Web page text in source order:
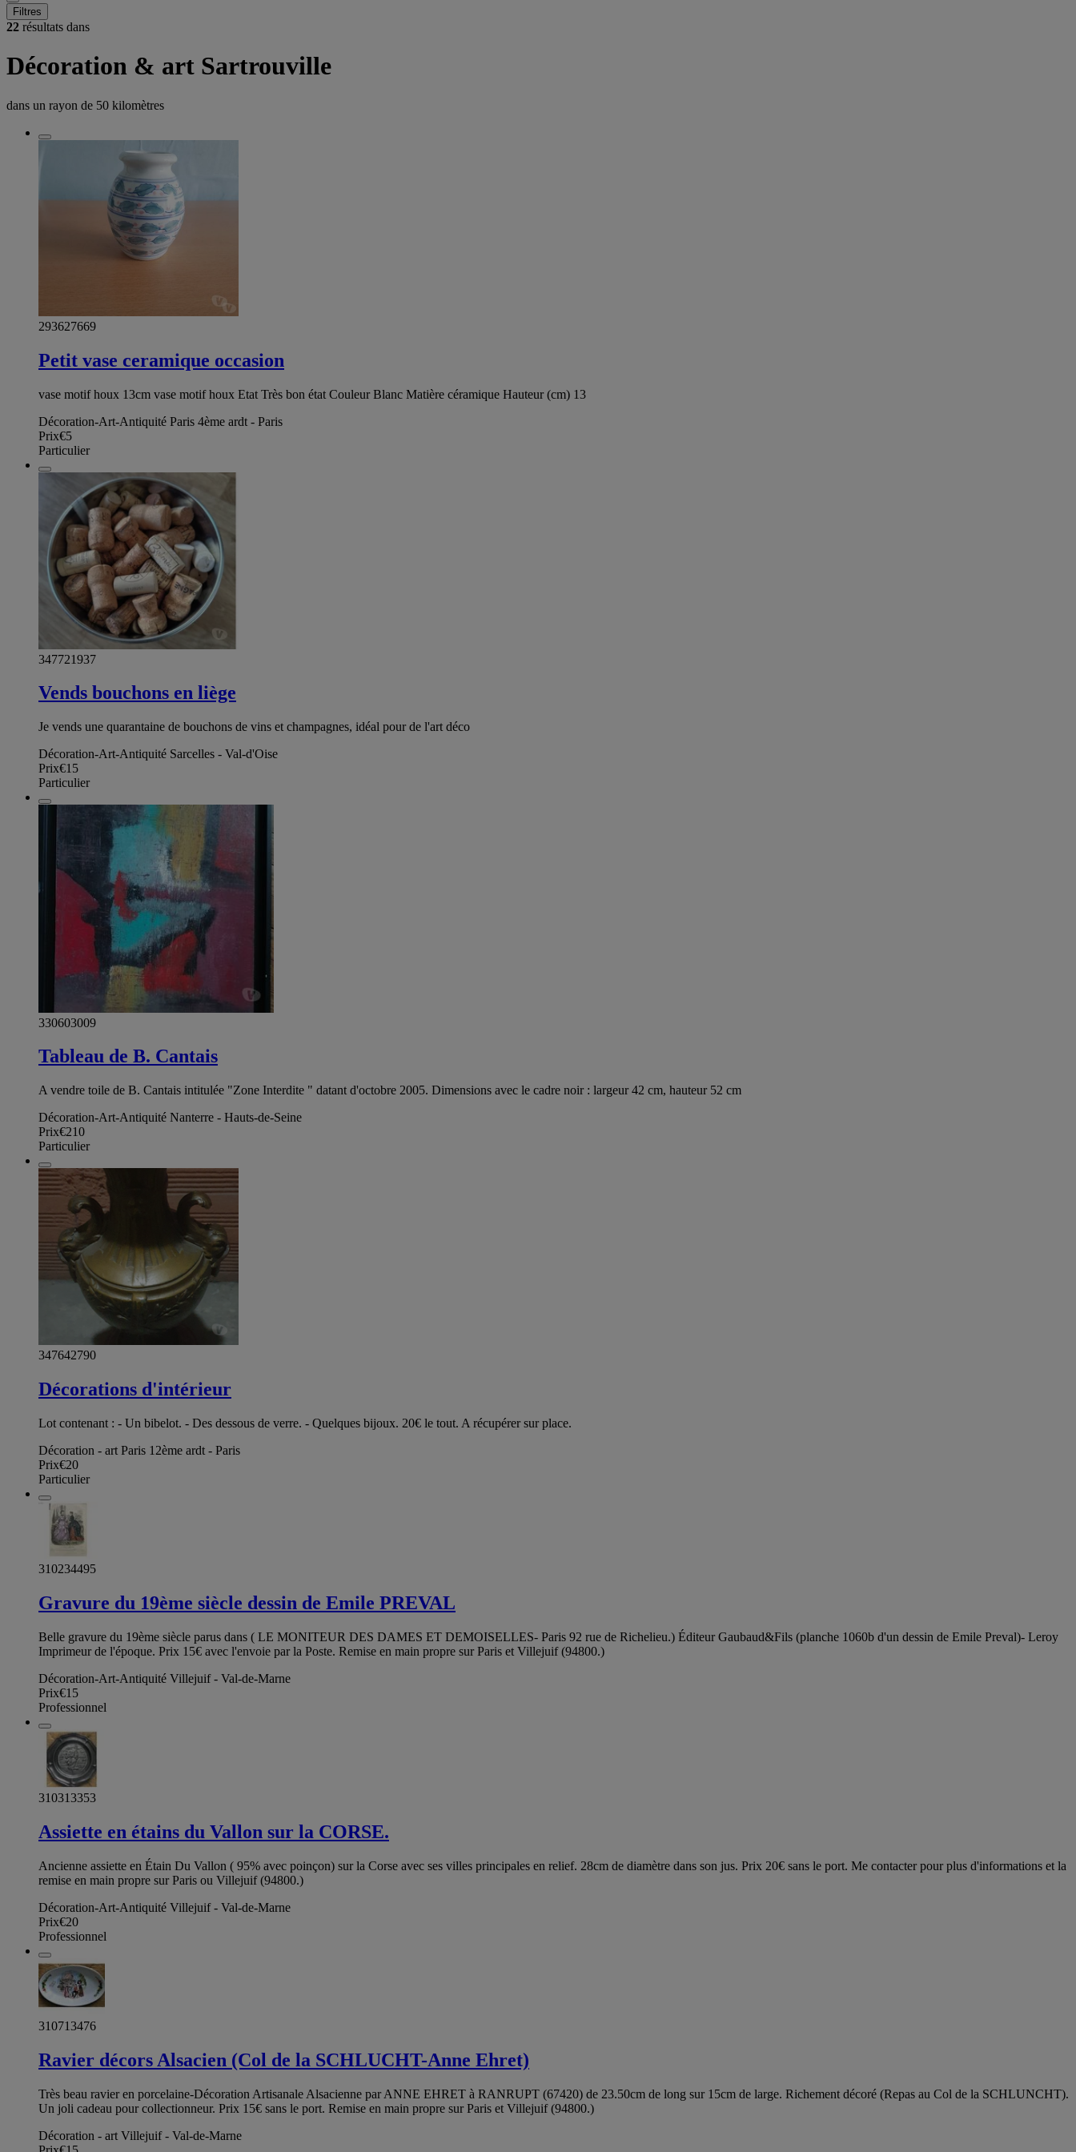
Filtres
22 résultats dans
Décoration & art Sartrouville
dans un rayon de 50 kilomètres
293627669
Petit vase ceramique occasion
vase motif houx 13cm vase motif houx Etat Très bon état Couleur Blanc Matière céramique Hauteur (cm) 13
Décoration-Art-Antiquité Paris 4ème ardt - Paris
Prix€5
Particulier
347721937
Vends bouchons en liège
Je vends une quarantaine de bouchons de vins et champagnes, idéal pour de l'art déco
Décoration-Art-Antiquité Sarcelles - Val-d'Oise
Prix€15
Particulier
330603009
Tableau de B. Cantais
A vendre toile de B. Cantais intitulée "Zone Interdite " datant d'octobre 2005. Dimensions avec le cadre noir : largeur 42 cm, hauteur 52 cm
Décoration-Art-Antiquité Nanterre - Hauts-de-Seine
Prix€210
Particulier
347642790
Décorations d'intérieur
Lot contenant : - Un bibelot. - Des dessous de verre. - Quelques bijoux. 20€ le tout. A récupérer sur place.
Décoration - art Paris 12ème ardt - Paris
Prix€20
Particulier
310234495
Gravure du 19ème siècle dessin de Emile PREVAL
Belle gravure du 19ème siècle parus dans ( LE MONITEUR DES DAMES ET DEMOISELLES- Paris 92 rue de Richelieu.) Éditeur Gaubaud&Fils (planche 1060b d'un dessin de Emile Preval)- Leroy
Imprimeur de l'époque. Prix 15€ avec l'envoie par la Poste. Remise en main propre sur Paris et Villejuif (94800.)
Décoration-Art-Antiquité Villejuif - Val-de-Marne
Prix€15
Professionnel
310313353
Assiette en étains du Vallon sur la CORSE.
Ancienne assiette en Étain Du Vallon ( 95% avec poinçon) sur la Corse avec ses villes principales en relief. 28cm de diamètre dans son jus. Prix 20€ sans le port. Me contacter pour plus d'informations et la
remise en main propre sur Paris ou Villejuif (94800.)
Décoration-Art-Antiquité Villejuif - Val-de-Marne
Prix€20
Professionnel
310713476
Ravier décors Alsacien (Col de la SCHLUCHT-Anne Ehret)
Très beau ravier en porcelaine-Décoration Artisanale Alsacienne par ANNE EHRET à RANRUPT (67420) de 23.50cm de long sur 15cm de large. Richement décoré (Repas au Col de la SCHLUNCHT).
Un joli cadeau pour collectionneur. Prix 15€ sans le port. Remise en main propre sur Paris et Villejuif (94800.)
Décoration - art Villejuif - Val-de-Marne